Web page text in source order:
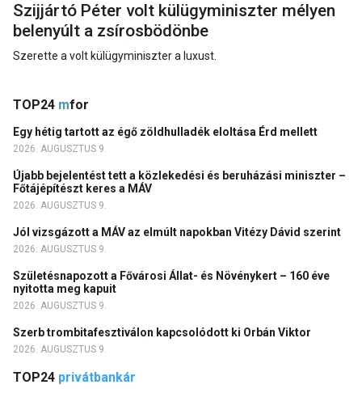
Szijjártó Péter volt külügyminiszter mélyen
belenyúlt a zsírosbödönbe
Szerette a volt külügyminiszter a luxust.
TOP24 mfor
Egy hétig tartott az égő zöldhulladék eloltása Érd mellett
2026. AUGUSZTUS 9.
Újabb bejelentést tett a közlekedési és beruházási miniszter –
Főtájépítészt keres a MÁV
2026. AUGUSZTUS 9.
Jól vizsgázott a MÁV az elmúlt napokban Vitézy Dávid szerint
2026. AUGUSZTUS 9.
Születésnapozott a Fővárosi Állat- és Növénykert – 160 éve
nyitotta meg kapuit
2026. AUGUSZTUS 9.
Szerb trombitafesztiválon kapcsolódott ki Orbán Viktor
2026. AUGUSZTUS 9.
TOP24 privátbankár